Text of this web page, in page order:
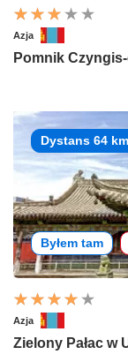
Azja
Pomnik
Dystans 64 km
Byłem tam
Azja
Zielony Pałac w